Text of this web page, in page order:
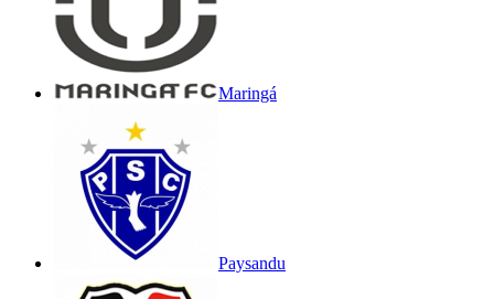
Maringá
Paysandu